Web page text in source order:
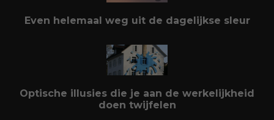
Even helemaal weg uit de dagelijkse sleur
Optische illusies die je aan de werkelijkheid
doen twijfelen